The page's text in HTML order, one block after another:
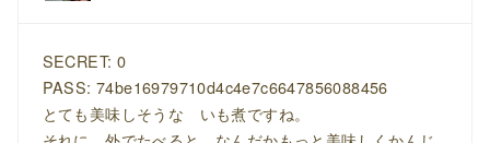
SECRET: 0
PASS: 74be16979710d4c4e7c6647856088456
とても美味しそうな いも煮ですね。